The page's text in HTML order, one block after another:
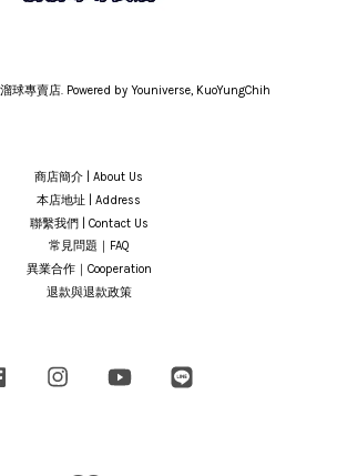
球專賣店. Powered by Youniverse, KuoYungChih
商店簡介 | About Us
本店地址 | Address
聯繫我們 | Contact Us
常見問題｜FAQ
異業合作｜Cooperation
退款與退款政策
Facebook Instagram YouTube